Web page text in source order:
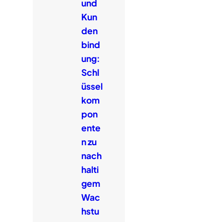
und
Kun
den
bind
ung:
Schl
üssel
kom
pon
ente
n zu
nach
halti
gem
Wac
hstu